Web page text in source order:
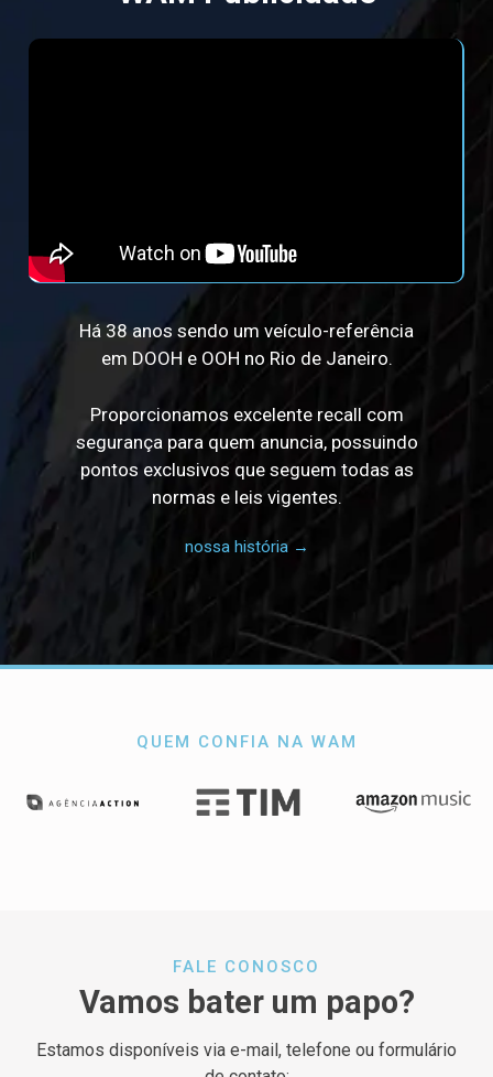
Há 38 anos sendo um veículo-referência
em DOOH e OOH no Rio de Janeiro.
Proporcionamos excelente recall com
segurança para quem anuncia, possuindo
pontos exclusivos que seguem todas as
normas e leis vigentes.
nossa história →
QUEM CONFIA NA WAM
FALE CONOSCO
Vamos bater um papo?
Estamos disponíveis via e-mail, telefone ou formulário